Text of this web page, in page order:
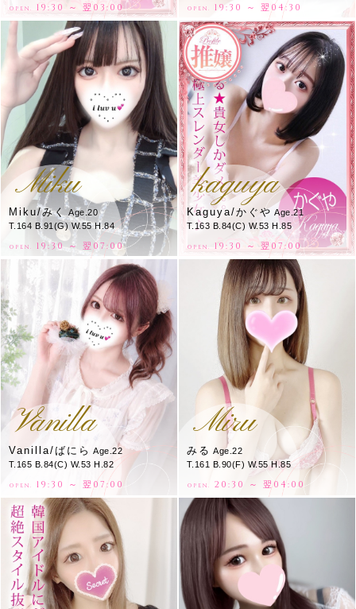
OPEN. 19:30 ～ 翌03:00 OPEN. 19:30 ～ 翌04:30
Miku
Miku/みくAge.20
T.164 B.91(G) W.55 H.84
OPEN. 19:30 ～ 翌07:00
kaguya
Kaguya/かぐや Age.21
T.163 B.84(C) W.53 H.85
OPEN. 19:30 ～ 翌07:00
Vanilla
Vanilla/ばにら Age.22
T.165 B.84(C) W.53 H.82
OPEN. 19:30 ～ 翌07:00
Miru
みる Age.22
T.161 B.90(F) W.55 H.85
OPEN. 20:30 ～ 翌04:00